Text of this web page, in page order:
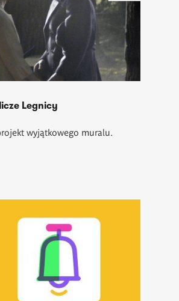
Legnicy
wyjątkowego muralu.